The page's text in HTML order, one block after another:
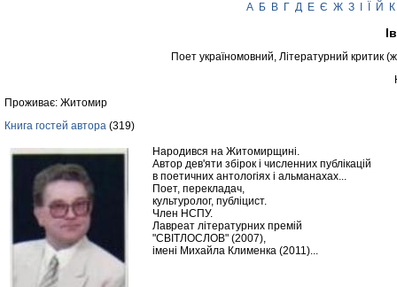
А Б В Г Д Е Є Ж З Й К
Поет україномовний, Літературний критик
Проживає: Житомир
Книга гостей автора (319)
Народився на Житомирщині.
Автор дев'яти збірок і численних публікацій
в поетичних антологіях і альманахах...
Поет, перекладач,
культуролог, публіцист.
Член НСПУ.
Лавреат літературних премій
"СВІТЛОСЛОВ" (2007),
імені Михайла Клименка (2011)...